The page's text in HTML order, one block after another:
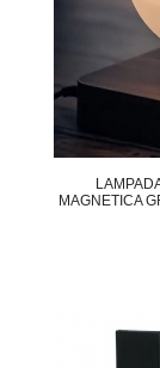
MAGNETICA